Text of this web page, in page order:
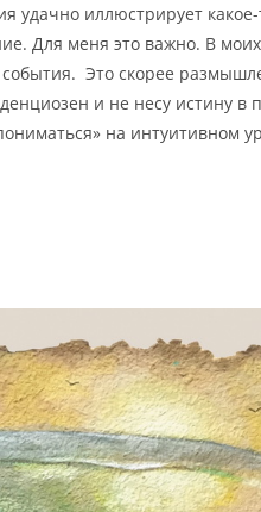
удачно иллюстрирует
Для меня это важно. В
Это скорее
и не несу истину
на интуитивном